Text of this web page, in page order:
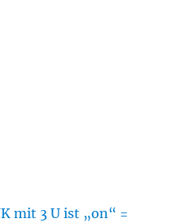
mit 3 U ist „on“ =